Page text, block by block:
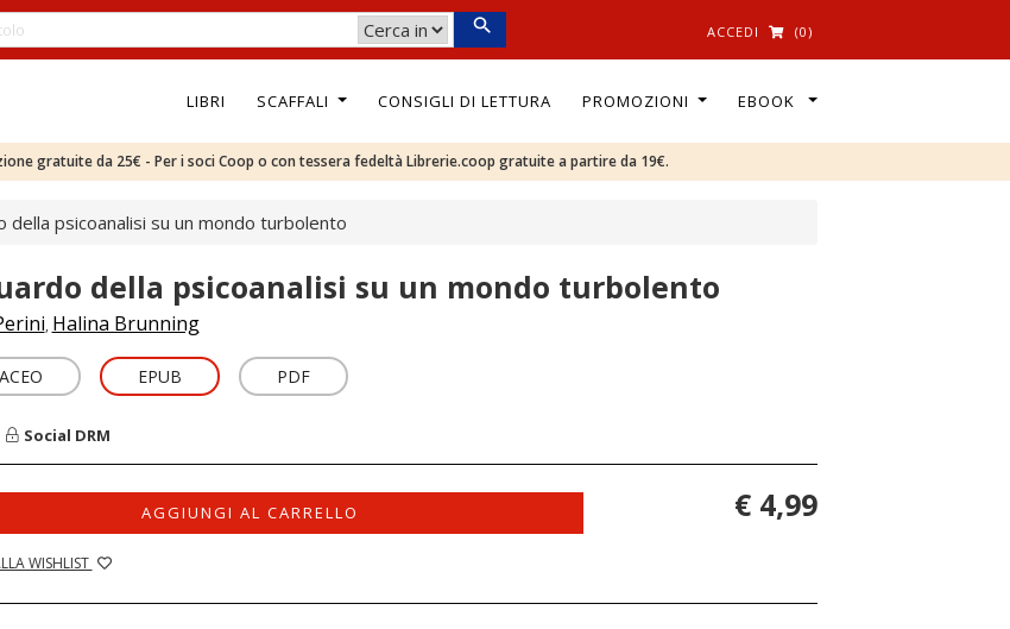
ACCEDI (0)
LIBRI SCAFFALI CONSIGLI DI LETTURA PROMOZIONI EBOOK
gratuite da 25€ - Per i soci Coop o con tessera fedeltà Librerie.coop gratuite a partire da 19€.
della psicoanalisi su un mondo turbolento
della psicoanalisi su un mondo turbolento
, Halina Brunning
EPUB PDF
Social DRM
AGGIUNGI AL CARRELLO
WISHLIST
€ 4,99